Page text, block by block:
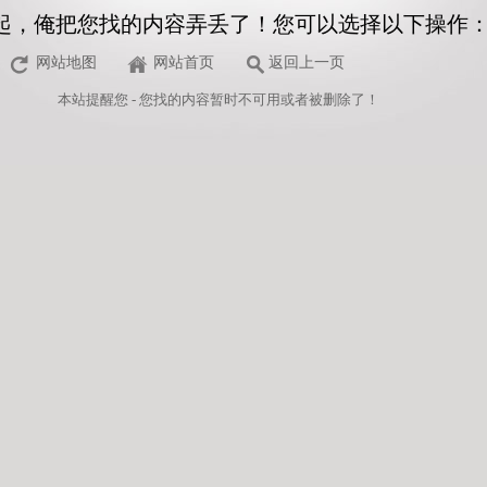
，俺把您找的内容弄丢了！您可以选择以下操作
网站地图 网站首页 返回上一页
本站提醒您 - 您找的内容暂时不可用或者被删除了！